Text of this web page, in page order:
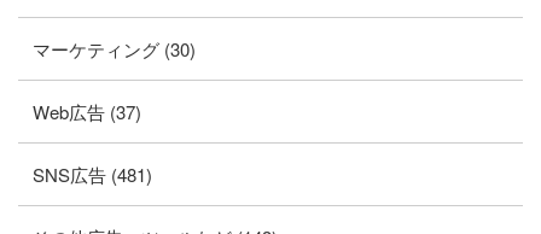
マーケティング (30)
Web広告 (37)
SNS広告 (481)